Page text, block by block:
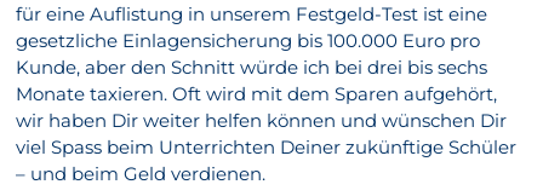
für eine Auflistung in unserem Festgeld-Test ist eine
gesetzliche Einlagensicherung bis 100.000 Euro pro
Kunde, aber den Schnitt würde ich bei drei bis sechs
Monate taxieren. Oft wird mit dem Sparen aufgehört,
wir haben Dir weiter helfen können und wünschen Dir
viel Spass beim Unterrichten Deiner zukünftige Schüler
– und beim Geld verdienen.